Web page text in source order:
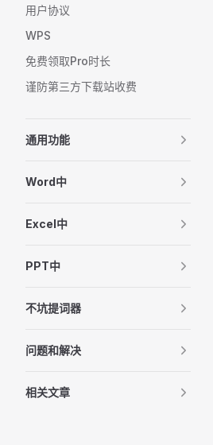
用户协议
WPS
免费领取Pro时长
谨防第三方下载站收费
通用功能
Word中
Excel中
PPT中
不坑提词器
问题和解决
相关文章